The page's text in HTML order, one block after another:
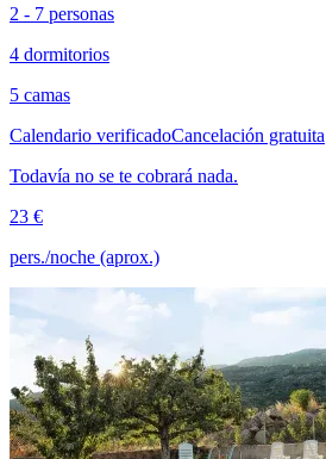
2 - 7 personas
4 dormitorios
5 camas
Calendario verificadoCancelación gratuita
Todavía no se te cobrará nada.
23 €
pers./noche (aprox.)